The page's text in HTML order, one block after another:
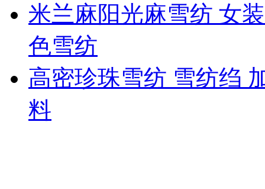
米兰麻阳光麻雪纺 女
色雪纺
高密珍珠雪纺 雪纺绉
料